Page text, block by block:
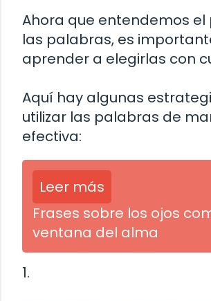
Ahora que entendemos el
las palabras, es
aprender a elegirlas con
Aquí hay algunas
utilizar las palabras de
efectiva:
Leer más
Frases sobre los ojos
ventana del alma
1.